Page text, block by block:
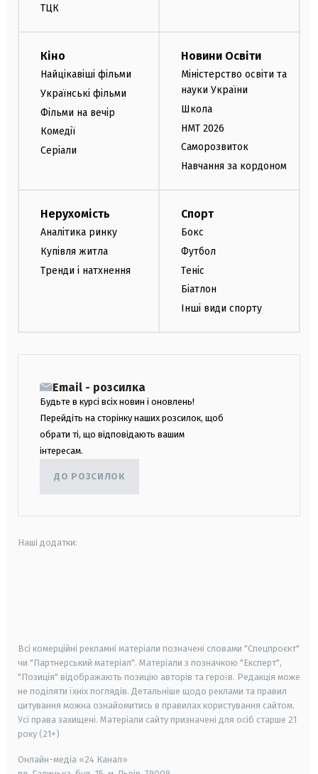
ТЦК
Кіно
Найцікавіші фільми
Українські фільми
Фільми на вечір
Комедії
Серіали
Новини Освіти
Міністерство освіти та
науки України
Школа
НМТ 2026
Саморозвиток
Навчання за кордоном
Нерухомість
Аналітика ринку
Купівля житла
Тренди і натхнення
Спорт
Бокс
Футбол
Теніс
Біатлон
Інші види спорту
Email - розсилка
Будьте в курсі всіх новин і оновлень!
Перейдіть на сторінку наших розсилок, щоб
обрати ті, що відповідають вашим
інтересам.
ДО РОЗСИЛОК
Наші додатки:
Всі комерційні рекламні матеріали позначені словами "Спецпроєкт"
чи "Партнерський матеріал". Матеріали з позначкою "Експерт",
"Позиція" відображають позицію авторів та героїв. Редакція може
не поділяти їхніх поглядів. Детальніше щодо реклами та правил
цитування можна ознайомитись в правилах користування сайтом.
Усі права захищені. Матеріали сайту призначені для осіб старше 21
року (21+)
Онлайн-медіа «24 Канал»